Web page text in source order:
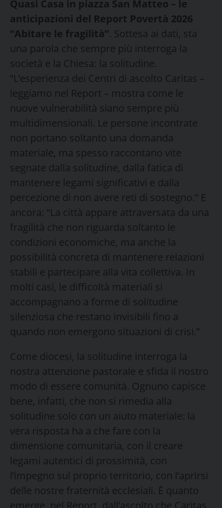
Quasi Casa in piazza San Matteo – le
anticipazioni del Report Povertà 2026
“Abitare le fragilità”. Sottesa ai dati, sta
una parola che sempre più interroga la
società e la Chiesa: la solitudine.
“L’esperienza dei Centri di ascolto Caritas –
leggiamo nel Report – mostra come le
nuove vulnerabilità siano sempre più
multidimensionali. Le persone incontrate
non portano soltanto una domanda
materiale, ma spesso raccontano vite
segnate dalla solitudine, dalla fatica di
mantenere legami significativi e dalla
percezione di non avere reti di sostegno.” E
ancora: “La città appare attraversata da una
fragilità che non riguarda soltanto le
condizioni economiche, ma anche la
possibilità concreta di mantenere relazioni
stabili e partecipare alla vita collettiva. In
molti casi, le difficoltà materiali si
accompagnano a forme di solitudine
silenziosa che restano invisibili fino a
quando non emergono situazioni di crisi.”
Come diocesi, la solitudine interroga la
nostra attenzione pastorale e sfida il nostro
modo di essere comunità. Ognuno capisce
bene, infatti, che non si rimedia alla
solitudine solo con un aiuto materiale: la
vera risposta ha a che fare con la
dimensione comunitaria, con il creare
legami autentici di prossimità, con
l’impegno sul proprio territorio, con l’aprirsi
delle nostre fraternità ecclesiali. È quanto
emerge, nel Report, dall’ascolto che Caritas